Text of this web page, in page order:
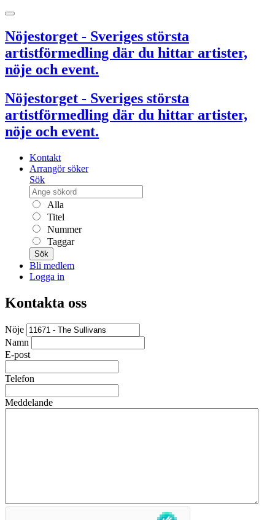
Nöjestorget - Sveriges största
artistförmedling där du hittar artister,
nöje och event.
Nöjestorget - Sveriges största
artistförmedling där du hittar artister,
nöje och event.
Kontakt
Arrangör söker
Sök
Alla
Titel
Nummer
Taggar
Sök
Bli medlem
Logga in
Kontakta oss
Nöje
Namn
E-post
Telefon
Meddelande